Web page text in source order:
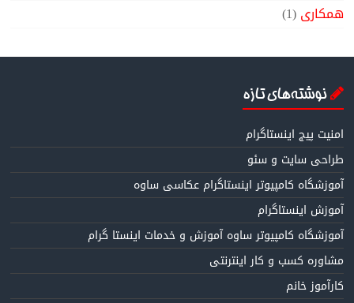
همکاری(1)
نوشته‌های تازه
امنیت پیج اینستاگرام
طراحی سایت و سئو
آموزشگاه کامپیوتر اینستاگرام عکاسی ساوه
آموزش اینستاگرام
آموزشگاه کامپیوتر ساوه آموزش و خدمات اینستا گرام
مشاوره کسب و کار اینترنتی
کارآموز خانم